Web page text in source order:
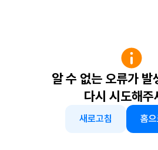
알 수 없는 오류가 발
다시 시도해주
새로고침 홈으